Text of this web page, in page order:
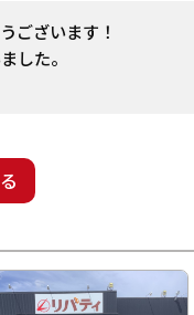
ございます！
した。